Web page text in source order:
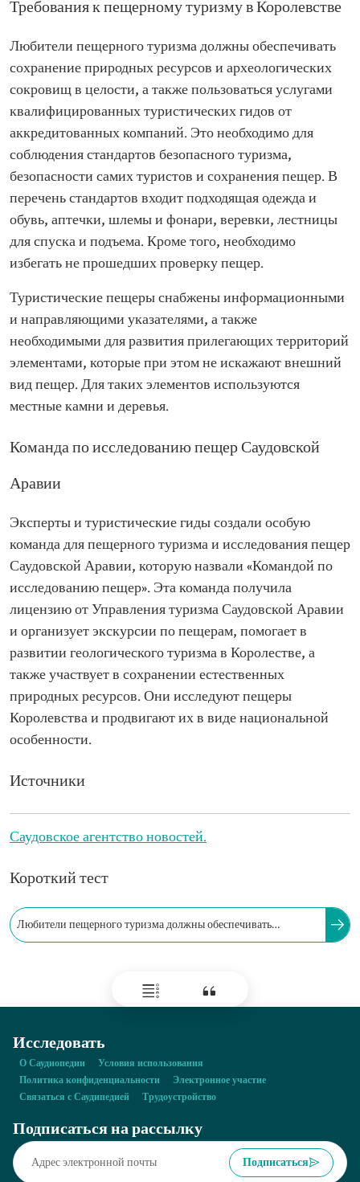
Требования к пещерному туризму в Королевстве
Любители пещерного туризма должны обеспечивать
сохранение природных ресурсов и археологических
сокровищ в целости, а также пользоваться услугами
квалифицированных туристических гидов от
аккредитованных компаний. Это необходимо для
соблюдения стандартов безопасного туризма,
безопасности самих туристов и сохранения пещер. В
перечень стандартов входит подходящая одежда и
обувь, аптечки, шлемы и фонари, веревки, лестницы
для спуска и подъема. Кроме того, необходимо
избегать не прошедших проверку пещер.
Туристические пещеры снабжены информационными
и направляющими указателями, а также
необходимыми для развития прилегающих территорий
элементами, которые при этом не искажают внешний
вид пещер. Для таких элементов используются
местные камни и деревья.
Команда по исследованию пещер Саудовской
Аравии
Эксперты и туристические гиды создали особую
команда для пещерного туризма и исследования пещер
Саудовской Аравии, которую назвали «Командой по
исследованию пещер». Эта команда получила
лицензию от Управления туризма Саудовской Аравии
и организует экскурсии по пещерам, помогает в
развитии геологического туризма в Королестве, а
также участвует в сохранении естественных
природных ресурсов. Они исследуют пещеры
Королевства и продвигают их в виде национальной
особенности.
Источники
Саудовское агентство новостей.
Короткий тест
Любители пещерного туризма должны обеспечивать
Исследовать
О Саудиопедии
Условия использования
Политика конфиденциальности
Электронное участие
Связаться с Саудипедией
Трудоустройство
Подписаться на рассылку
Подписаться